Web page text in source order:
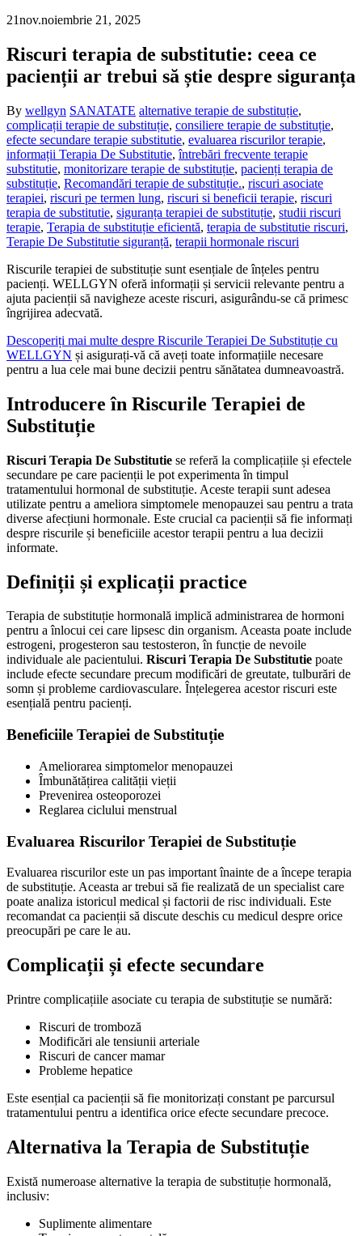
21nov.noiembrie 21, 2025
Riscuri terapia de substitutie: ceea ce
pacienții ar trebui să știe despre siguranța
By wellgyn SANATATE alternative terapie de substituție,
complicații terapie de substituție, consiliere terapie de substituție,
efecte secundare terapie substitutie, evaluarea riscurilor terapie,
informații Terapia De Substitutie,întrebări frecvente terapie
substitutie, monitorizare terapie de substituție, pacienți terapia de
substituție, Recomandări terapie de substituție., riscuri asociate
terapiei, riscuri pe termen lung, riscuri si beneficii terapie, riscuri
terapia de substitutie, siguranța terapiei de substituție, studii riscuri
terapie, Terapia de substituție eficientă, terapia de substitutie riscuri,
Terapie De Substitutie siguranță, terapii hormonale riscuri
Riscurile terapiei de substituție sunt esențiale de înțeles pentru
pacienți. WELLGYN oferă informații și servicii relevante pentru a
ajuta pacienții să navigheze aceste riscuri, asigurându-se că primesc
îngrijirea adecvată.
Descoperiți mai multe despre Riscurile Terapiei De Substituție cu
WELLGYN și asigurați-vă că aveți toate informațiile necesare
pentru a lua cele mai bune decizii pentru sănătatea dumneavoastră.
Introducere în Riscurile Terapiei de
Substituție
Riscuri Terapia De Substitutie se referă la complicațiile și efectele
secundare pe care pacienții le pot experimenta în timpul
tratamentului hormonal de substituție. Aceste terapii sunt adesea
utilizate pentru a ameliora simptomele menopauzei sau pentru a trata
diverse afecțiuni hormonale. Este crucial ca pacienții să fie informați
despre riscurile și beneficiile acestor terapii pentru a lua decizii
informate.
Definiții și explicații practice
Terapia de substituție hormonală implică administrarea de hormoni
pentru a înlocui cei care lipsesc din organism. Aceasta poate include
estrogeni, progesteron sau testosteron, în funcție de nevoile
individuale ale pacientului. Riscuri Terapia De Substitutie poate
include efecte secundare precum modificări de greutate, tulburări de
somn și probleme cardiovasculare. Înțelegerea acestor riscuri este
esențială pentru pacienți.
Beneficiile Terapiei de Substituție
Ameliorarea simptomelor menopauzei
Îmbunătățirea calității vieții
Prevenirea osteoporozei
Reglarea ciclului menstrual
Evaluarea Riscurilor Terapiei de Substituție
Evaluarea riscurilor este un pas important înainte de a începe terapia
de substituție. Aceasta ar trebui să fie realizată de un specialist care
poate analiza istoricul medical și factorii de risc individuali. Este
recomandat ca pacienții să discute deschis cu medicul despre orice
preocupări pe care le au.
Complicații și efecte secundare
Printre complicațiile asociate cu terapia de substituție se numără:
Riscuri de tromboză
Modificări ale tensiunii arteriale
Riscuri de cancer mamar
Probleme hepatice
Este esențial ca pacienții să fie monitorizați constant pe parcursul
tratamentului pentru a identifica orice efecte secundare precoce.
Alternativa la Terapia de Substituție
Există numeroase alternative la terapia de substituție hormonală,
inclusiv:
Suplimente alimentare